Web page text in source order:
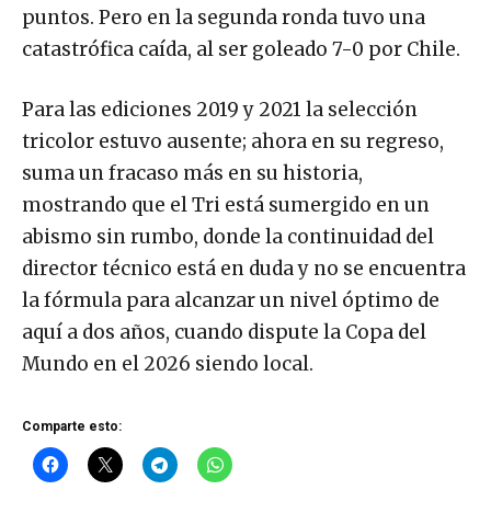
puntos. Pero en la segunda ronda tuvo una
catastrófica caída, al ser goleado 7-0 por Chile.
Para las ediciones 2019 y 2021 la selección
tricolor estuvo ausente; ahora en su regreso,
suma un fracaso más en su historia,
mostrando que el Tri está sumergido en un
abismo sin rumbo, donde la continuidad del
director técnico está en duda y no se encuentra
la fórmula para alcanzar un nivel óptimo de
aquí a dos años, cuando dispute la Copa del
Mundo en el 2026 siendo local.
Comparte esto: